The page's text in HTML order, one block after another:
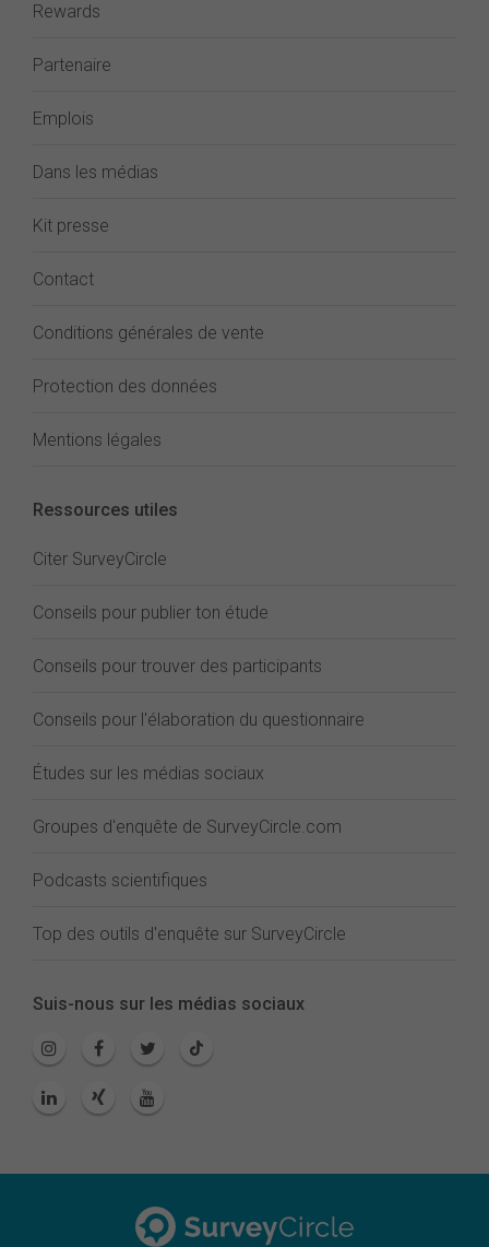
Rewards
Partenaire
Emplois
Dans les médias
Kit presse
Contact
Conditions générales de vente
Protection des données
Mentions légales
Ressources utiles
Citer SurveyCircle
Conseils pour publier ton étude
Conseils pour trouver des participants
Conseils pour l'élaboration du questionnaire
Études sur les médias sociaux
Groupes d'enquête de SurveyCircle.com
Podcasts scientifiques
Top des outils d'enquête sur SurveyCircle
Suis-nous sur les médias sociaux